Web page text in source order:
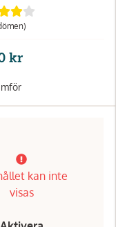
kr
kan inte
visas